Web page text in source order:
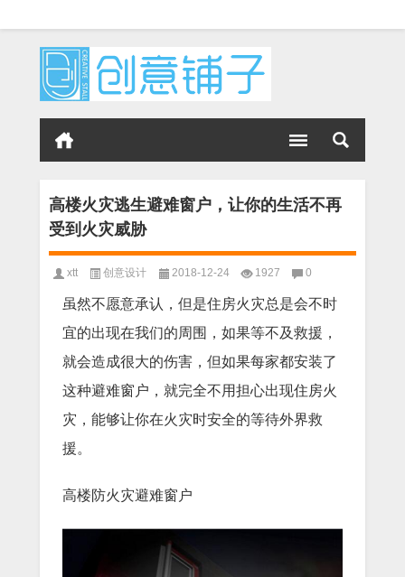
高楼火灾逃生避难窗户，让你的生活不再
受到火灾威胁
xtt 创意设计 2018-12-24 1927 0
虽然不愿意承认，但是住房火灾总是会不时
宜的出现在我们的周围，如果等不及救援，
就会造成很大的伤害，但如果每家都安装了
这种避难窗户，就完全不用担心出现住房火
灾，能够让你在火灾时安全的等待外界救
援。
高楼防火灾避难窗户